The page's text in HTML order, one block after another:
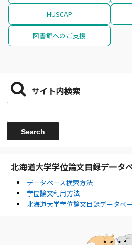
HUSCAP
図書館へのご支援
サイト内検索
北海道大学学位論文目録データ
データベース検索方法
学位論文利用方法
北海道大学学位論文目録データベ